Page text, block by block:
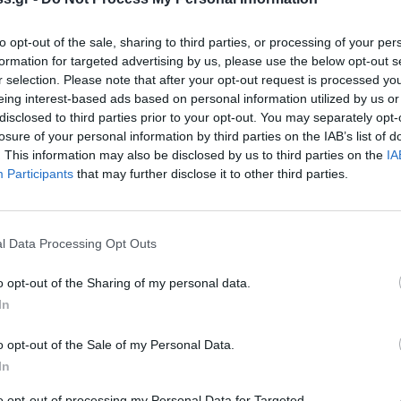
opt-out of the sale, sharing to third parties, or processing of your
for targeted advertising by us, please use the below opt-out
selection. Please note that after your opt-out request is processed
interest-based ads based on personal information utilized by us
to third parties prior to your opt-out. You may separately
of your personal information by third parties on the IAB’s list of
This information may also be disclosed by us to third parties on the
Participants that may further disclose it to other third parties.
Data Processing Opt Outs
opt-out of the Sharing of my personal data.
opt-out of the Sale of my Personal Data.
στις 21 Σεπτεμβρίου στη σκηνή του
σπουδαίος μανιάτης συνθέτης θα
τιμήσουν, όλοι μαζί, τη μνήμη, τον
Ξυλούρης, η Νίκη Ξυλούρη, ο Λάμπης
τον Μίλτο Πασχαλίδη, τον Χρήστο Θηβαίο
υπό την διεύθυνση του Σταύρου
της πορείας του Νίκου Ξυλούρη.
Γιάννη Μαρκόπουλου, μέχρι τα
οι Χρήστος Λεοντής, Ηλίας
οικοδεσπότης της βραδιάς, ο Σταύρος
ανεξίτηλα μέσα μας. Ήτανε μια φορά η